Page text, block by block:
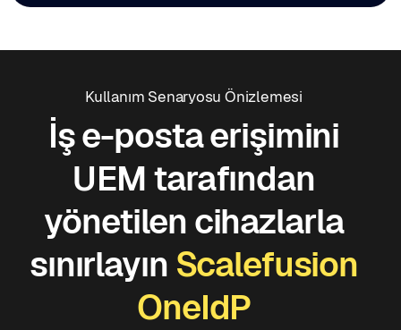
Kullanım Senaryosu Önizlemesi
İş e-posta erişimini
UEM tarafından
yönetilen cihazlarla
sınırlayın Scalefusion
OneIdP